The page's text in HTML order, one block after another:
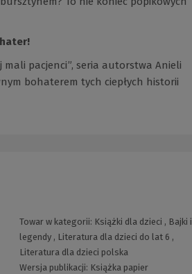
mali pacjenci”, seria autorstwa Anieli
bohaterem tych ciepłych historii
Towar w kategorii: Książki dla dzieci , Bajki i
legendy, Literatura dla dzieci do lat 6 ,
Literatura dla dzieci polska
Wersja publikacji: Książka papier